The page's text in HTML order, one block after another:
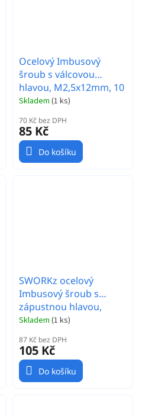
Ocelový Imbusový
šroub s válcovou
hlavou, M2,5x12mm, 10
ks.
Skladem (1 ks)
70 Kč bez DPH
85 Kč
Do košíku
SWORKz ocelový
Imbusový šroub s
zápustnou hlavou,
M2,6x4mm, 10 ks.
Skladem (1 ks)
87 Kč bez DPH
105 Kč
Do košíku